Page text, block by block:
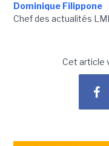
Dominique Filippone
Chef des actualités LMI
Cet article